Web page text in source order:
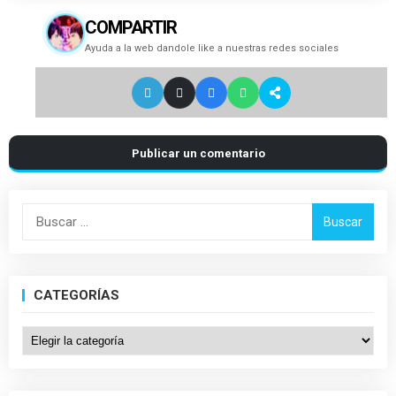
COMPARTIR
Ayuda a la web dandole like a nuestras redes sociales
Publicar un comentario
Buscar:
CATEGORÍAS
Categorías